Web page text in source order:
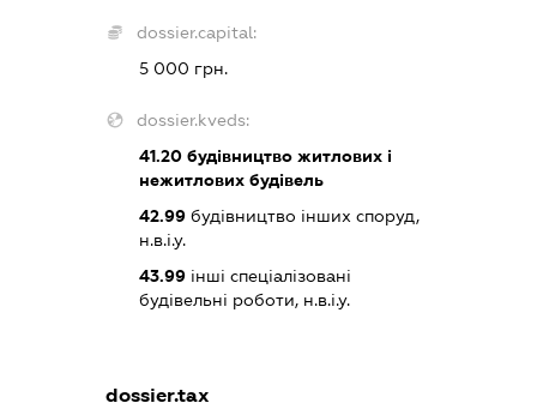
dossier.capital:
5 000 грн.
dossier.kveds:
41.20будівництво житлових і
нежитлових будівель
42.99будівництво інших споруд,
н.в.і.у.
43.99інші спеціалізовані
будівельні роботи, н.в.і.у.
dossier.tax